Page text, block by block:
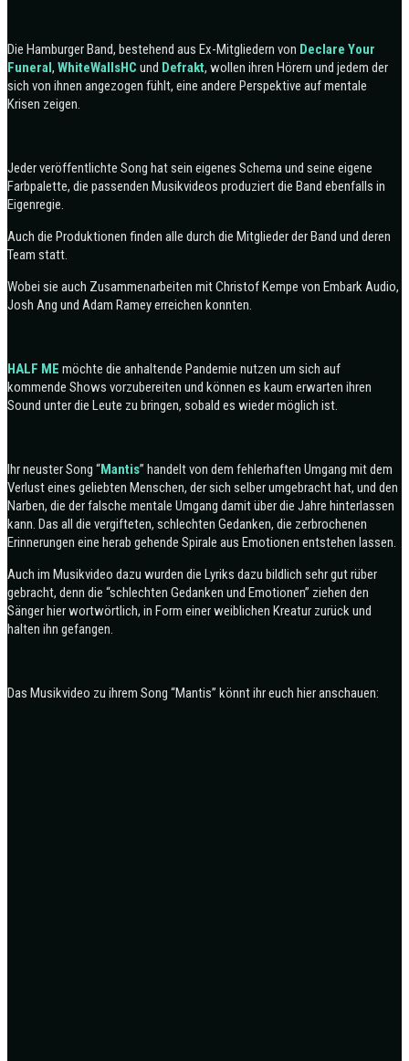
Die Hamburger Band, bestehend aus Ex-Mitgliedern von Declare Your
Funeral, WhiteWallsHC und Defrakt, wollen ihren Hörern und jedem der
sich von ihnen angezogen fühlt, eine andere Perspektive auf mentale
Krisen zeigen.
Jeder veröffentlichte Song hat sein eigenes Schema und seine eigene
Farbpalette, die passenden Musikvideos produziert die Band ebenfalls in
Eigenregie.
Auch die Produktionen finden alle durch die Mitglieder der Band und deren
Team statt.
Wobei sie auch Zusammenarbeiten mit Christof Kempe von Embark Audio,
Josh Ang und Adam Ramey erreichen konnten.
HALF ME möchte die anhaltende Pandemie nutzen um sich auf
kommende Shows vorzubereiten und können es kaum erwarten ihren
Sound unter die Leute zu bringen, sobald es wieder möglich ist.
Ihr neuster Song “Mantis” handelt von dem fehlerhaften Umgang mit dem
Verlust eines geliebten Menschen, der sich selber umgebracht hat, und den
Narben, die der falsche mentale Umgang damit über die Jahre hinterlassen
kann. Das all die vergifteten, schlechten Gedanken, die zerbrochenen
Erinnerungen eine herab gehende Spirale aus Emotionen entstehen lassen.
Auch im Musikvideo dazu wurden die Lyriks dazu bildlich sehr gut rüber
gebracht, denn die “schlechten Gedanken und Emotionen” ziehen den
Sänger hier wortwörtlich, in Form einer weiblichen Kreatur zurück und
halten ihn gefangen.
Das Musikvideo zu ihrem Song “Mantis” könnt ihr euch hier anschauen: